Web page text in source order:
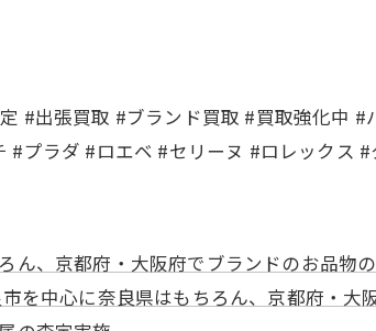
#出張買取 #ブランド買取 #買取強化中
#プラダ #ロエベ #セリーヌ #ロレック
ん、京都府・大阪府でブランドのお品物
を中心に奈良県はもちろん、京都府・大